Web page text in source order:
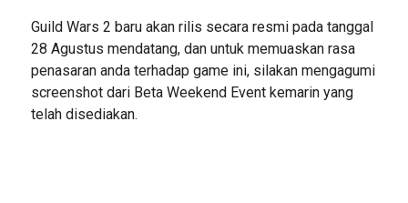
Guild Wars 2 baru akan rilis secara resmi pada tanggal
28 Agustus mendatang, dan untuk memuaskan rasa
penasaran anda terhadap game ini, silakan mengagumi
screenshot dari Beta Weekend Event kemarin yang
telah disediakan.